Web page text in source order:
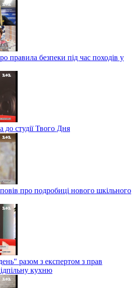
правила безпеки під час походів у
до студії Твого Дня
про подробиці нового шкільного
разом з експертом з прав
кухню